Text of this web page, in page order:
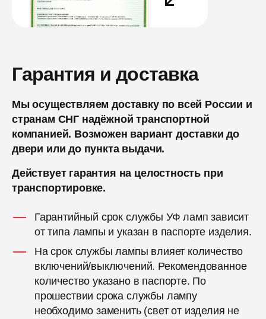
Гарантия и доставка
Мы осуществляем доставку по всей России и
странам СНГ надёжной транспортной
компанией. Возможен вариант доставки до
двери или до пункта выдачи.
Действует гарантия на целостность при
транспортировке.
Гарантийный срок службы УФ ламп зависит
от типа лампы и указан в паспорте изделия.
На срок службы лампы влияет количество
включений/выключений. Рекомендованное
количество указано в паспорте. По
прошествии срока службы лампу
необходимо заменить (свет от изделия не